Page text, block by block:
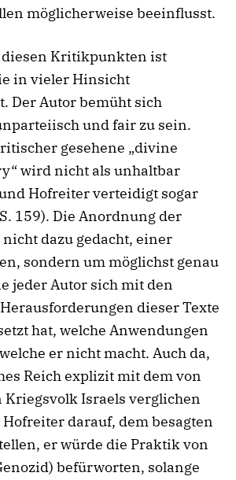
möglicherweise beeinflusst.
diesen Kritikpunkten ist
in vieler Hinsicht
Der Autor bemüht sich
und fair zu sein.
gesehene „divine
wird nicht als unhaltbar
Hofreiter verteidigt sogar
159). Die Anordnung der
dazu gedacht, einer
sondern um möglichst genau
jeder Autor sich mit den
dieser Texte
hat, welche Anwendungen
er nicht macht. Auch da,
Reich explizit mit dem von
Kriegsvolk Israels verglichen
darauf, dem besagten
er würde die Praktik von
befürworten, solange